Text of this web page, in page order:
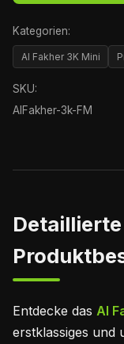
Kategorien:
Al Fakher 3K Mini
SKU:
AlFakher-3k-FM
Detaillierte
Entdecke das Al
erstklassiges und